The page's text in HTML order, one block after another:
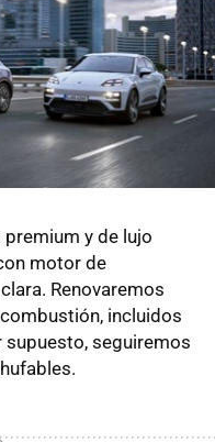
y de lujo
motor de
Renovaremos
incluidos
supuesto, seguiremos